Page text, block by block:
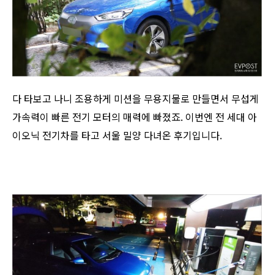
다 타보고 나니 조용하게 미션을 무용지물로 만들면서 무섭게
가속력이 빠른 전기 모터의 매력에 빠졌죠. 이번엔 전 세대 아
이오닉 전기차를 타고 서울 밀양 다녀온 후기입니다.